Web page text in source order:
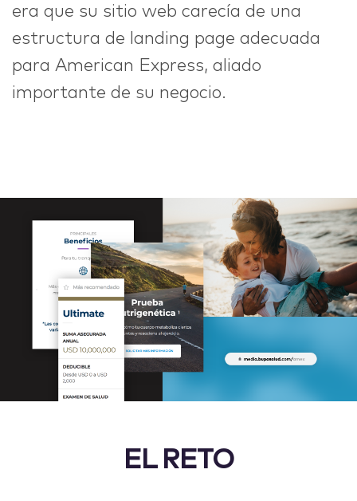
era que su sitio web carecía de una
estructura de landing page adecuada
para American Express, aliado
importante de su negocio.
EL RETO